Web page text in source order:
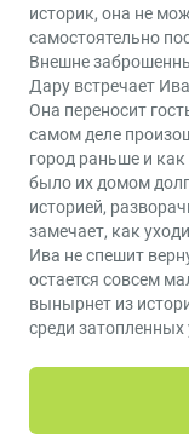
историк, она не
самостоятельно
Внешне
Дару встречает
Она переносит
самом деле
город раньше и
было их домом
историей,
замечает, как
Ива не спешит
остается совсем
вынырнет из
среди